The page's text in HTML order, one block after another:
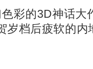
的3D神话大
岁档后疲软的内